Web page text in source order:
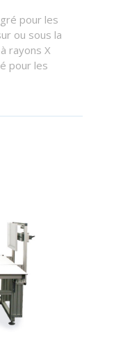
pour les
ou sous la
rayons X
pour les